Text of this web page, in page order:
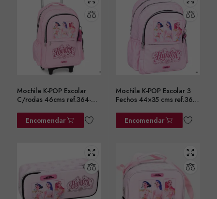
Mochila K-POP Escolar
C/rodas 46cms ref.364-
Encomendar
Mochila K-POP Escolar 3
Fechos 44×35 cms ref.364-
Encomendar